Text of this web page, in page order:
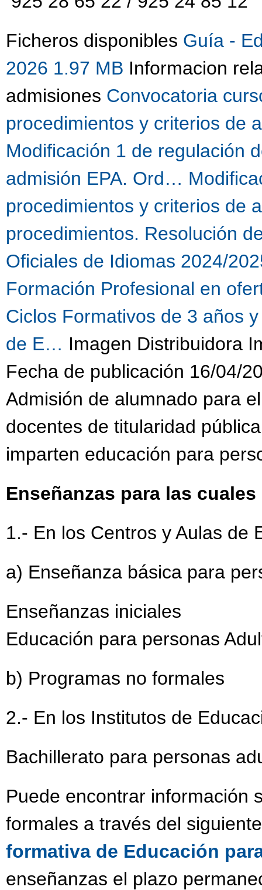
Ficheros disponibles Guía -
2026 1.97 MB Informacion
admisiones Convocatoria
procedimientos y criterios de
Modificación 1 de regulación
admisión EPA. Ord…
procedimientos y criterios de
procedimientos. Resolución
Oficiales de Idiomas 2024/
Formación Profesional en
Ciclos Formativos de 3 años
de E… Imagen Distribuidora
Fecha de publicación 16/04/
Admisión de alumnado para
docentes de titularidad
imparten educación para
Enseñanzas para las
1.- En los Centros y Aulas de
a) Enseñanza básica para
Enseñanzas iniciales
Educación para personas
b) Programas no formales
2.- En los Institutos de
Bachillerato para personas
Puede encontrar información
formales a través del
formativa de Educación
enseñanzas el plazo